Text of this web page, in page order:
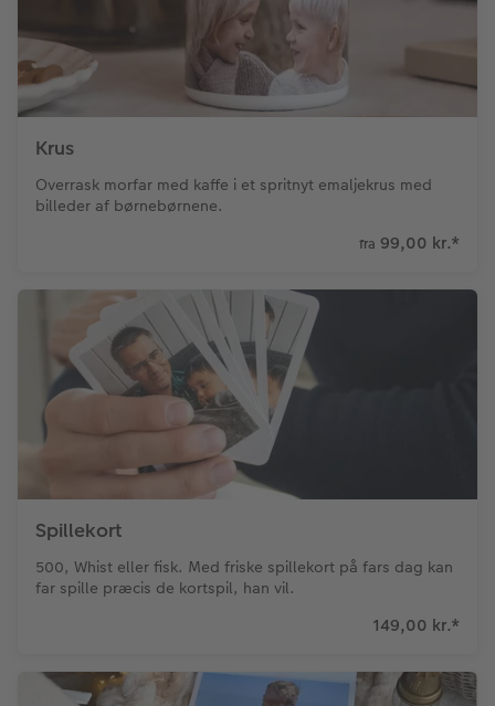
Krus
Overrask morfar med kaffe i et spritnyt emaljekrus med
billeder af børnebørnene.
fra 99,00 kr.*
Spillekort
500, Whist eller fisk. Med friske spillekort på fars dag kan
far spille præcis de kortspil, han vil.
149,00 kr.*